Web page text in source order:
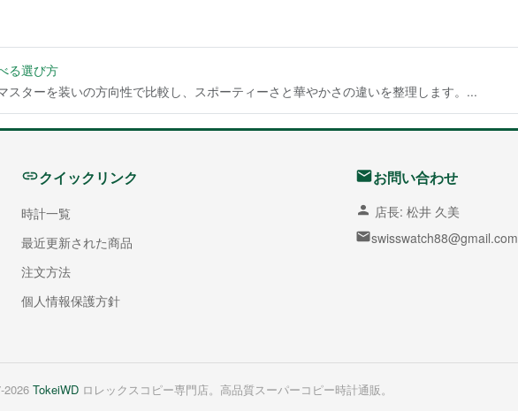
る選び方
ターを装いの方向性で比較し、スポーティーさと華やかさの違いを整理します。...
クイックリンク
時計一覧
最近更新された商品
注文方法
個人情報保護方針
お問い合わせ
店長: 松井 久美
swisswatch88@gmail.com
2026 TokeiWDロレックスコピー専門店。高品質スーパーコピー時計通販。